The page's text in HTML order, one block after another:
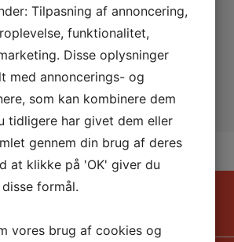
Tilpasning af annoncering,
funktionalitet,
Disse oplysninger
med annoncerings- og
som kan kombinere dem
tidligere har givet dem eller
gennem din brug af deres
at klikke på 'OK' giver du
formål.
vores brug af cookies og